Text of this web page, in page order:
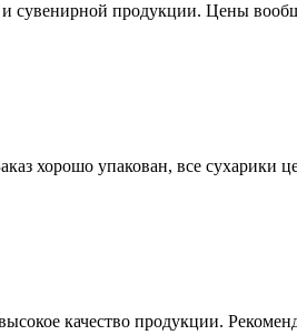
сувенирной продукции. Цены
хорошо упакован, все сухарики
качество продукции.